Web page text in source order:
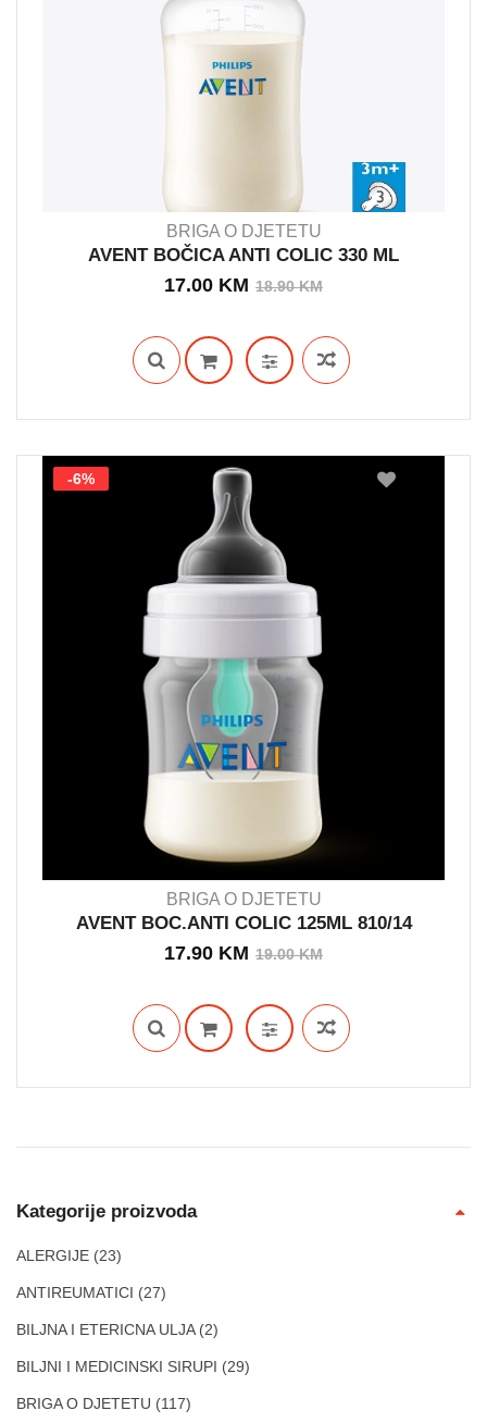
OUT STOCK
BRIGA O DJETETU
AVENT BOČICA ANTI COLIC 330 ML
18.90KMIzvorna
bila
je:
18.90 KM.
17.00 KM
Trenutna
je:
17.00 KM.
-6%
OUT STOCK
BRIGA O DJETETU
AVENT BOC.ANTI COLIC 125ML 810/14
19.00KMIzvorna
bila
je:
19.00 KM.
17.90 KM
Trenutna
je:
17.90 KM.
Kategorije proizvoda
ALERGIJE (23)
ANTIREUMATICI (27)
BILJNA I ETERICNA ULJA (2)
BILJNI I MEDICINSKI SIRUPI (29)
BRIGA O DJETETU (117)